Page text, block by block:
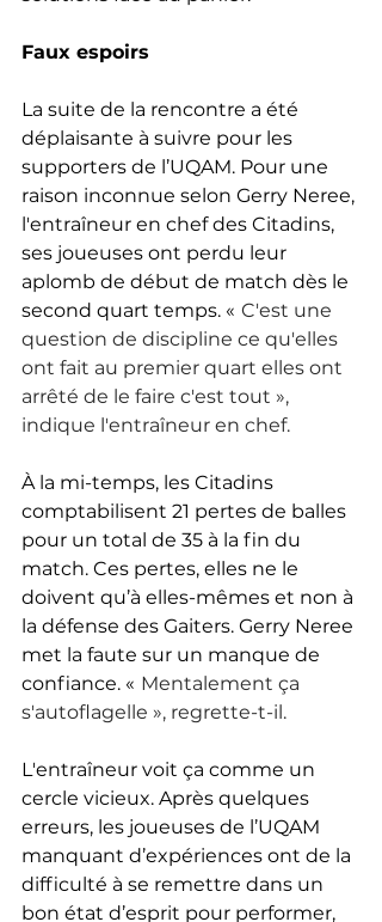
Faux espoirs
La suite de la rencontre a été
déplaisante à suivre pour les
supporters de l’UQAM. Pour une
raison inconnue selon Gerry Neree,
l'entraîneur en chef des Citadins,
ses joueuses ont perdu leur
aplomb de début de match dès le
second quart temps. « C'est une
question de discipline ce qu'elles
ont fait au premier quart elles ont
arrêté de le faire c'est tout »,
indique l'entraîneur en chef.
À la mi-temps, les Citadins
comptabilisent 21 pertes de balles
pour un total de 35 à la fin du
match. Ces pertes, elles ne le
doivent qu’à elles-mêmes et non à
la défense des Gaiters. Gerry Neree
met la faute sur un manque de
confiance. « Mentalement ça
s'autoflagelle », regrette-t-il.
L'entraîneur voit ça comme un
cercle vicieux. Après quelques
erreurs, les joueuses de l’UQAM
manquant d’expériences ont de la
difficulté à se remettre dans un
bon état d’esprit pour performer,